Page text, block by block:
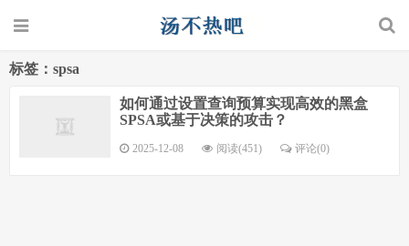
标签：spsa
如何通过设置查询预算实现高效的黑盒
SPSA或基于决策的攻击？
2025-12-08 阅读(451) 评论(0)